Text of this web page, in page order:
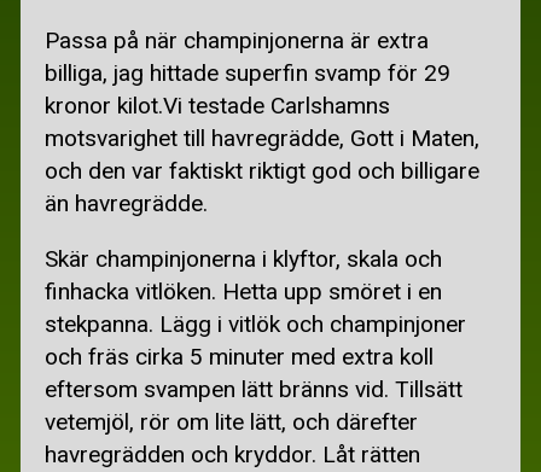
GRYTOR OCH GRATÄNGER
KYCKLINGRÄTTER
KÖTTFÄRS OCH KORV
PIZZA, PASTA-, ÄGGRÄTTER
RECEPT RAMSLÖK
VEGETARISKT
GAMLA MATSEDLAR
SPARA PENGAR
Passa på när champinjonerna är extra
billiga, jag hittade superfin svamp för 29
kronor kilot.Vi testade Carlshamns
motsvarighet till havregrädde, Gott i Maten,
och den var faktiskt riktigt god och billigare
än havregrädde.
Skär champinjonerna i klyftor, skala och
finhacka vitlöken. Hetta upp smöret i en
stekpanna. Lägg i vitlök och champinjoner
och fräs cirka 5 minuter med extra koll
eftersom svampen lätt bränns vid. Tillsätt
vetemjöl, rör om lite lätt, och därefter
havregrädden och kryddor. Låt rätten